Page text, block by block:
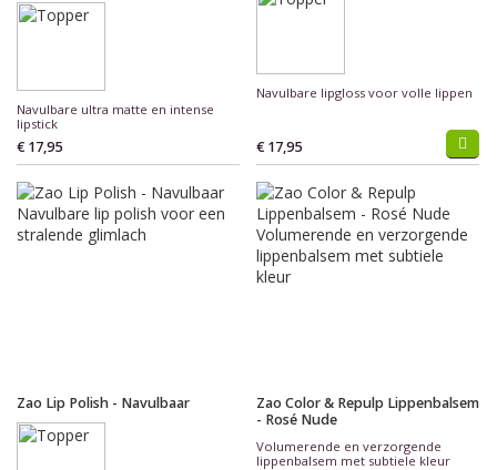
Navulbare ultra matte en intense
lipstick
€ 17,95
Navulbare lipgloss voor volle lippen
€ 17,95
Zao Lip Polish - Navulbaar
Zao Color & Repulp Lippenbalsem
- Rosé Nude
Volumerende en verzorgende
lippenbalsem met subtiele kleur